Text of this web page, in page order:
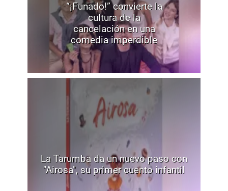
“¡Funado!” convierte la
cultura de la
cancelación en una
comedia imperdible
La Tarumba da un nuevo paso con
"Airosa", su primer cuento infantil